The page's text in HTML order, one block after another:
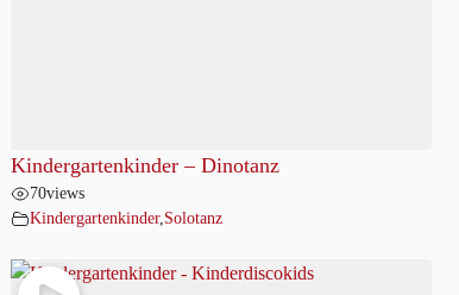
Kindergartenkinder – Dinotanz
70views
Kindergartenkinder,Solotanz